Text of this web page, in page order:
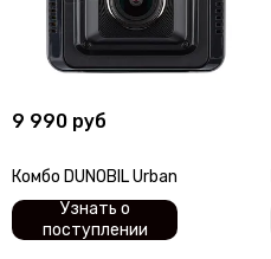
9 990 руб
Комбо DUNOBIL Urban
Узнать о
поступлении